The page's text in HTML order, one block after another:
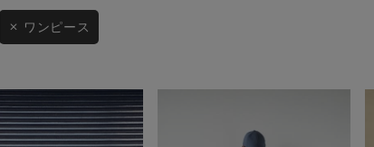
在庫
ワンピース